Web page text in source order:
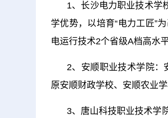
1、长沙电力职业技术学
学优势，以培育“电力工匠”
电运行技术2个省级A档高水
2、安顺职业技术学院：
原安顺财政学校、安顺农业
3、唐山科技职业技术学